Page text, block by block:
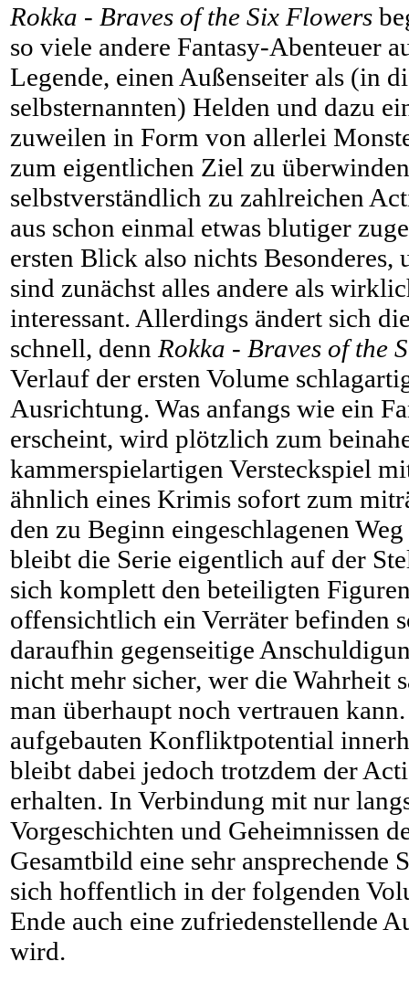
Rokka - Braves of the Six Flowers
so viele andere Fantasy-Abenteuer
Legende, einen Außenseiter als (in
selbsternannten) Helden und dazu
zuweilen in Form von allerlei
zum eigentlichen Ziel zu
selbstverständlich zu zahlreichen
aus schon einmal etwas blutiger
ersten Blick also nichts Besonderes,
sind zunächst alles andere als
interessant. Allerdings ändert sich
schnell, denn Rokka - Braves of the
Verlauf der ersten Volume
Ausrichtung. Was anfangs wie ein
erscheint, wird plötzlich zum
kammerspielartigen Versteckspiel
ähnlich eines Krimis sofort zum
den zu Beginn eingeschlagenen
bleibt die Serie eigentlich auf der
sich komplett den beteiligten
offensichtlich ein Verräter befinden
daraufhin gegenseitige
nicht mehr sicher, wer die Wahrheit
man überhaupt noch vertrauen
aufgebauten Konfliktpotential
bleibt dabei jedoch trotzdem der
erhalten. In Verbindung mit nur
Vorgeschichten und Geheimnissen
Gesamtbild eine sehr ansprechende
sich hoffentlich in der folgenden
Ende auch eine zufriedenstellende
wird.